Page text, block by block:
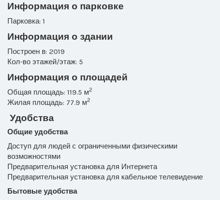
Информация о парковке
Парковка: 1
Информация о здании
Построен в: 2019
Кол-во этажей/этаж: 5
Информация о площадей
Общая площадь: 119.5 м2
Жилая площадь: 77.9 м2
Удобства
Общие удобства
Доступ для людей с ограниченными физическими
возможностями
Предварительная установка для Интернета
Предварительная установка для кабельное телевидение
Бытовые удобства